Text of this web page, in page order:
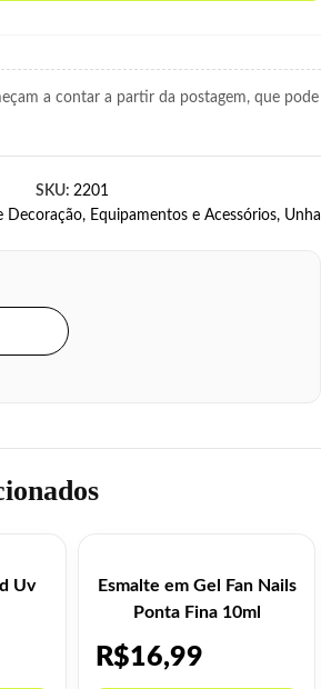
a contar a partir da postagem, que pode
SKU: 2201
Decoração, Equipamentos e Acessórios, Unha
Uv
Esmalte em Gel Fan Nails
Ponta Fina 10ml
R$16,99